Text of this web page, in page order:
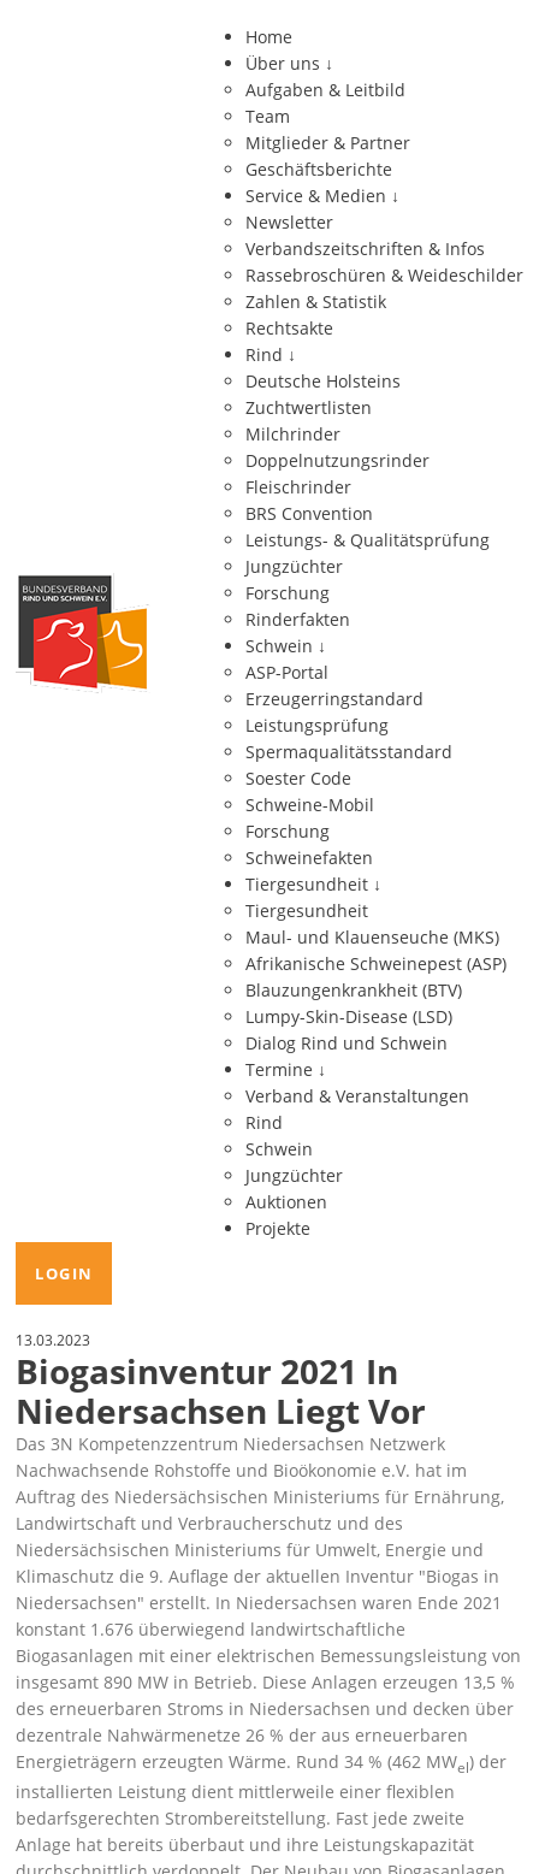
Home
Über uns ↓
Aufgaben & Leitbild
Team
Mitglieder & Partner
Geschäftsberichte
Service & Medien ↓
Newsletter
Verbandszeitschriften & Infos
Rassebroschüren & Weideschilder
Zahlen & Statistik
Rechtsakte
Rind ↓
Deutsche Holsteins
Zuchtwertlisten
Milchrinder
Doppelnutzungsrinder
Fleischrinder
BRS Convention
Leistungs- & Qualitätsprüfung
Jungzüchter
Forschung
Rinderfakten
Schwein ↓
ASP-Portal
Erzeugerringstandard
Leistungsprüfung
Spermaqualitätsstandard
Soester Code
Schweine-Mobil
Forschung
Schweinefakten
Tiergesundheit ↓
Tiergesundheit
Maul- und Klauenseuche (MKS)
Afrikanische Schweinepest (ASP)
Blauzungenkrankheit (BTV)
Lumpy-Skin-Disease (LSD)
Dialog Rind und Schwein
Termine ↓
Verband & Veranstaltungen
Rind
Schwein
Jungzüchter
Auktionen
Projekte
LOGIN
13.03.2023
Biogasinventur 2021 In
Niedersachsen Liegt Vor
Das 3N Kompetenzzentrum Niedersachsen Netzwerk
Nachwachsende Rohstoffe und Bioökonomie e.V. hat im
Auftrag des Niedersächsischen Ministeriums für Ernährung,
Landwirtschaft und Verbraucherschutz und des
Niedersächsischen Ministeriums für Umwelt, Energie und
Klimaschutz die 9. Auflage der aktuellen Inventur Biogas in
Niedersachsen
erstellt. In Niedersachsen waren Ende 2021
konstant 1.676 überwiegend landwirtschaftliche
Biogasanlagen mit einer elektrischen Bemessungsleistung von
insgesamt 890 MW in Betrieb. Diese Anlagen erzeugen 13,5 %
des erneuerbaren Stroms in Niedersachsen und decken über
dezentrale Nahwärmenetze 26 % der aus erneuerbaren
Energieträgern erzeugten Wärme. Rund 34 % (462 MWel) der
installierten Leistung dient mittlerweile einer flexiblen
bedarfsgerechten Strombereitstellung. Fast jede zweite
Anlage hat bereits überbaut und ihre Leistungskapazität